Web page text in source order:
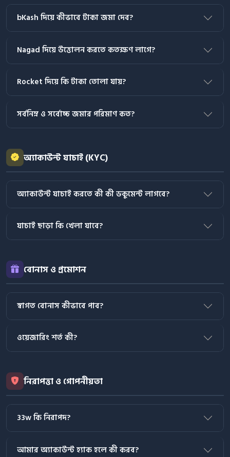
bKash দিয়ে কীভাবে টাকা জমা দেব?
Nagad দিয়ে উত্তোলন করতে কতক্ষণ লাগে?
Rocket দিয়ে কি টাকা তোলা যায়?
সর্বনিম্ন ও সর্বোচ্চ জমার পরিমাণ কত?
অ্যাকাউন্ট যাচাই (KYC)
অ্যাকাউন্ট যাচাই করতে কী কী ডকুমেন্ট লাগবে?
যাচাই ছাড়া কি খেলা যাবে?
বোনাস ও প্রমোশন
স্বাগত বোনাস কীভাবে পাব?
ওয়েজারিং শর্ত কী?
নিরাপত্তা ও গোপনীয়তা
33w কি নিরাপদ?
আমার অ্যাকাউন্ট হ্যাক হলে কী করব?